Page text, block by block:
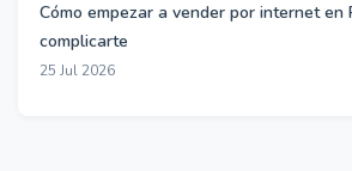
Cómo empezar a vender por internet en
complicarte
25 Jul 2026